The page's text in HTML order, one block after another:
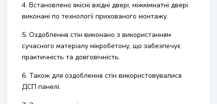
4. Встановлено якісні вхідні двері, міжкімнатні двері
виконані по технології прихованого монтажу.
5. Оздоблення стін виконано з використанням
сучасного матеріалу мікробетону, що забезпечує
практичність та довговічність.
6. Також для оздоблення стін використовувалися
ДСП панелі.